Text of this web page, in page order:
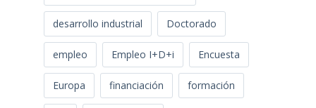
desarrollo industrial Doctorado
empleo Empleo I+D+i Encuesta
Europa financiación formación